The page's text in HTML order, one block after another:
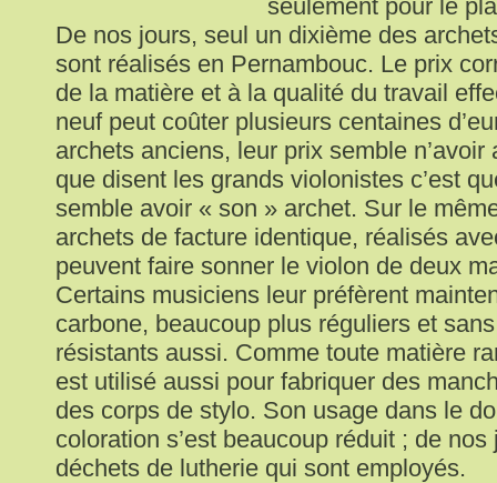
seulement pour le
De nos jours, seul un dixième des
sont réalisés en Pernambouc. Le prix
de la matière et à la qualité du travail
neuf peut coûter plusieurs centaines
archets anciens, leur prix semble
que disent les grands violonistes c’est
semble avoir « son » archet. Sur le
archets de facture identique, réalisés
peuvent faire sonner le violon de deux
Certains musiciens leur préfèrent
carbone, beaucoup plus réguliers et
résistants aussi. Comme toute matière
est utilisé aussi pour fabriquer des
des corps de stylo. Son usage dans le
coloration s’est beaucoup réduit ; de
déchets de lutherie qui sont employés.